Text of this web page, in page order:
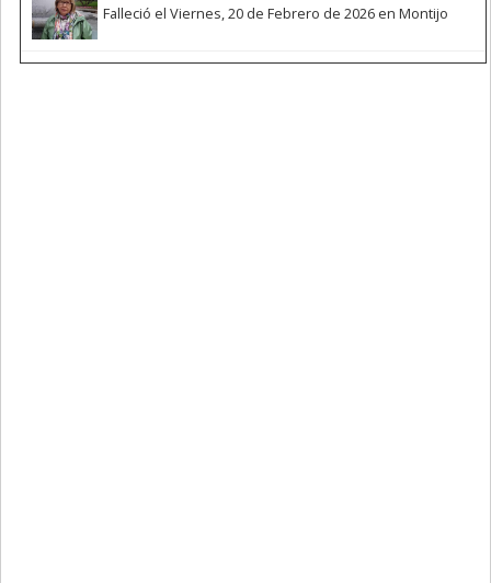
Falleció el Viernes, 20 de Febrero de 2026 en Montijo